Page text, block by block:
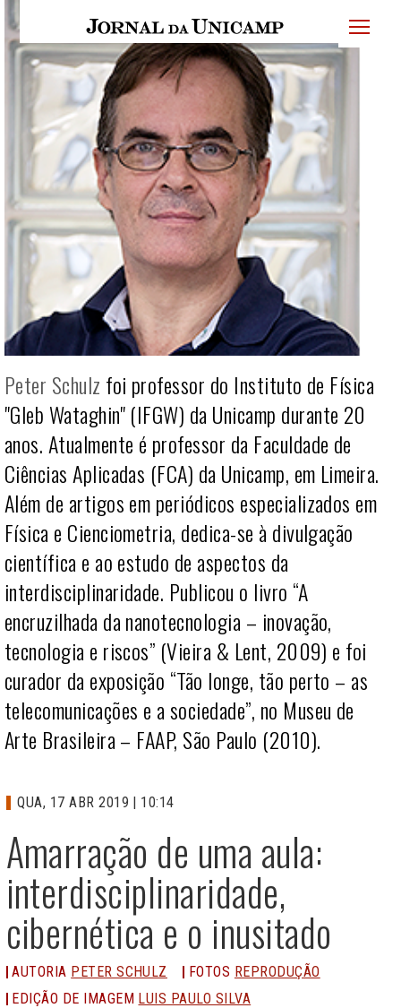
JU
menu
Peter Schulz foi professor do Instituto de Física
"Gleb Wataghin"(IFGW) da Unicamp durante 20
anos. Atualmente é professor da Faculdade de
Ciências Aplicadas (FCA) da Unicamp, em Limeira.
Além de artigos em periódicos especializados em
Física e Cienciometria, dedica-se à divulgação
científica e ao estudo de aspectos da
interdisciplinaridade. Publicou o livro “A
encruzilhada da nanotecnologia – inovação,
tecnologia e riscos” (Vieira & Lent, 2009) e foi
curador da exposição “Tão longe, tão perto – as
telecomunicações e a sociedade”, no Museu de
Arte Brasileira – FAAP, São Paulo (2010).
Amarração de uma aula:
interdisciplinaridade,
cibernética e o inusitado
QUA, 17 ABR 2019 | 10:14
AUTORIA PETER SCHULZ FOTOS REPRODUÇÃO
EDIÇÃO DE IMAGEM LUIS PAULO SILVA